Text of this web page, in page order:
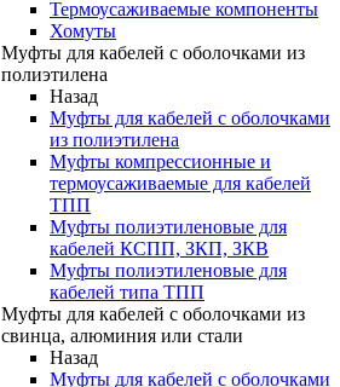
Термоусаживаемые компоненты
Хомуты
Муфты для кабелей с оболочками из
полиэтилена
Назад
Муфты для кабелей с оболочками
из полиэтилена
Муфты компрессионные и
термоусаживаемые для кабелей
ТПП
Муфты полиэтиленовые для
кабелей КСПП, ЗКП, ЗКВ
Муфты полиэтиленовые для
кабелей типа ТПП
Муфты для кабелей с оболочками из
свинца, алюминия или стали
Назад
Муфты для кабелей с оболочками